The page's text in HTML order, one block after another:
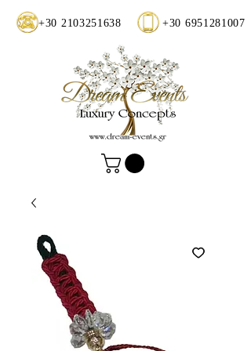
+30 2103251638 +30 6951281007